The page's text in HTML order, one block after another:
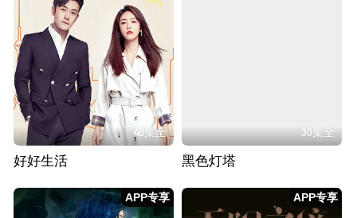
40集全
好好生活
30集全
黑色灯塔
APP专享 APP专享